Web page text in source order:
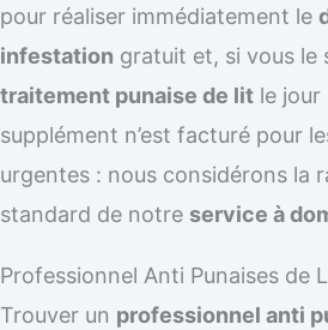
pour réaliser immédiatement le
infestation gratuit et, si vous le
traitement punaise de lit le jour
supplément n’est facturé pour
urgentes : nous considérons la
standard de notre service à
Professionnel Anti Punaises de
Trouver un professionnel anti